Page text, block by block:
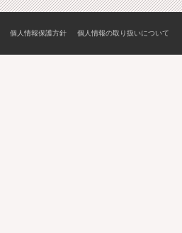
個人情報保護方針 個人情報の取り扱いについて